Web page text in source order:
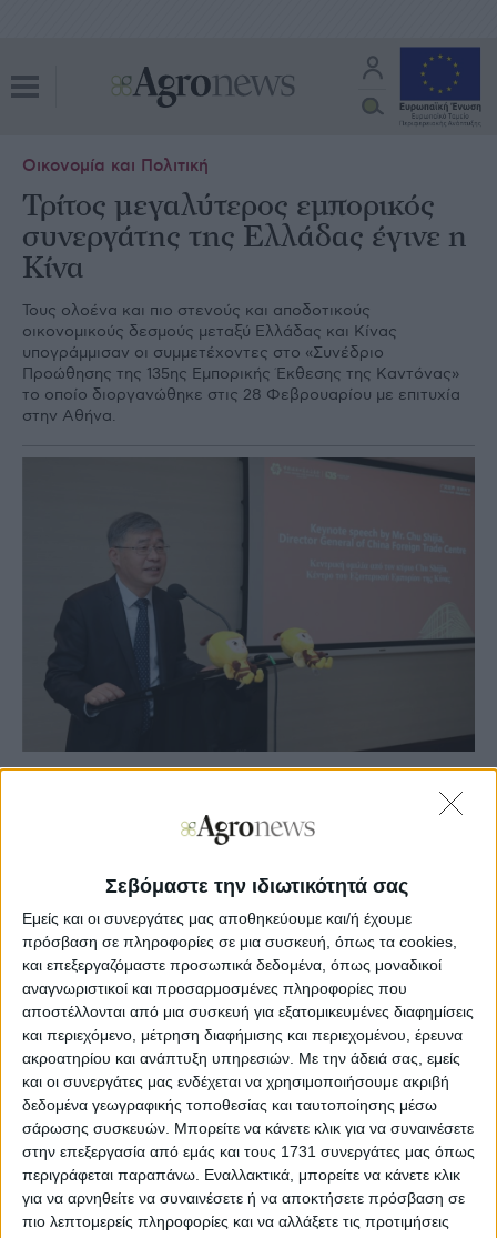
Σεβόμαστε την ιδιωτικότητά σας
Εμείς και οι συνεργάτες μας αποθηκεύουμε και/ή έχουμε
πρόσβαση σε πληροφορίες σε μια συσκευή, όπως τα cookies,
και επεξεργαζόμαστε προσωπικά δεδομένα, όπως μοναδικοί
αναγνωριστικοί και προσαρμοσμένες πληροφορίες που
αποστέλλονται από μια συσκευή για εξατομικευμένες διαφημίσεις
και περιεχόμενο, μέτρηση διαφήμισης και περιεχομένου, έρευνα
ακροατηρίου και ανάπτυξη υπηρεσιών. Με την άδειά σας, εμείς
και οι συνεργάτες μας ενδέχεται να χρησιμοποιήσουμε ακριβή
δεδομένα γεωγραφικής τοποθεσίας και ταυτοποίησης μέσω
σάρωσης συσκευών. Μπορείτε να κάνετε κλικ για να συναινέσετε
στην επεξεργασία από εμάς και τους 1731 συνεργάτες μας όπως
περιγράφεται παραπάνω. Εναλλακτικά, μπορείτε να κάνετε κλικ
για να αρνηθείτε να συναινέσετε ή να αποκτήσετε πρόσβαση σε
πιο λεπτομερείς πληροφορίες και να αλλάξετε τις προτιμήσεις
Οικονομία και Πολιτική
Τρίτος μεγαλύτερος εμπορικός
συνεργάτης της Ελλάδας έγινε η
Κίνα
Τους ολοένα και πιο στενούς και αποδοτικούς
οικονομικούς δεσμούς μεταξύ Ελλάδας και Κίνας
υπογράμμισαν οι συμμετέχοντες στο «Συνέδριο
Προώθησης της 135ης Εμπορικής Έκθεσης της Καντόνας»
το οποίο διοργανώθηκε στις 28 Φεβρουαρίου με επιτυχία
στην Αθήνα.
Η εκδήλωση πραγματοποιήθηκε υπό την αιγίδα του
Κέντρου Εξωτερικού Εμπορίου της Κίνας, με την
υποστήριξη της Κινεζικής Πρεσβείας στην Ελλάδα, του
Υποκαταστήματος της Τράπεζας της Κίνας στην Αθήνα και
του Ελληνοκινεζικού Επιμελητηρίου. Παρευρέθησαν ο κ.
Τζου Σιτζιά, διευθυντής του Κέντρου Εξωτερικού
Εμπορίου της Κίνας, η κα. Λι Γιίνγκ, Εμπορική Σύμβουλος
της Κινεζικής Πρεσβείας στην Ελλάδα, η κα. Λι Σουπίνγκ,
πρόεδρος του Υποκαταστήματος της Τράπεζας της Κίνας
(Ευρώπη) στην Αθήνα, και η κα. Αφροδίτη Μπλέτα,
πρόεδρος του Ελληνοκινεζικού Επιμελητηρίου.
Περισσότεροι από 70 εκπρόσωποι επιχειρήσεων
συμμετείχαν στην εκδήλωση, στην οποία επικρατούσε μια
θερμή ατμόσφαιρα και συνεχής ανταλλαγή απόψεων.
Οπως δήλωσε ο κ. Τζου Σιτζιά, η Κίνα και η Ελλάδα, δύο